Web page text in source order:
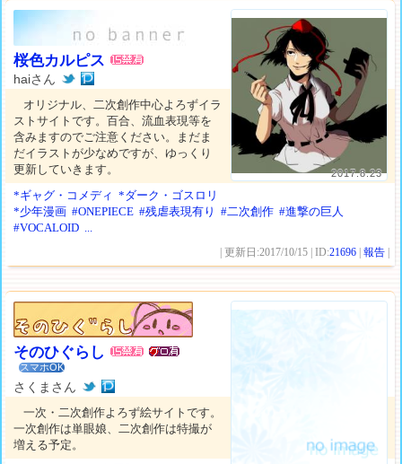
2017.8.23
桜色カルピス
haiさん
オリジナル、二次創作中心よろずイラ
ストサイトです。百合、流血表現等を
含みますのでご注意ください。まだま
だイラストが少なめですが、ゆっくり
更新していきます。
*ギャグ・コメディ *ダーク・ゴスロリ
*少年漫画 #ONEPIECE #残虐表現有り #二次創作 #進撃の巨人
#VOCALOID ...
| 更新日:2017/10/15 | ID:21696 |報告
そのひぐらし
スマホOK
さくまさん
一次・二次創作よろず絵サイトです。
一次創作は単眼娘、二次創作は特撮が
増える予定。